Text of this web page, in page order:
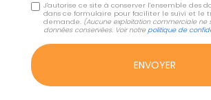
J'autorise ce site à conserver l'ensemble des
dans ce formulaire pour faciliter le suivi et le
demande. (Aucune exploitation commerciale ne
données conservées. Voir notrepolitique de